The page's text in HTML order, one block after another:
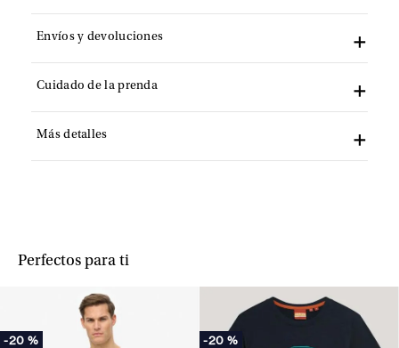
Envíos y devoluciones
Cuidado de la prenda
Más detalles
Perfectos para ti
-20 % -20 %